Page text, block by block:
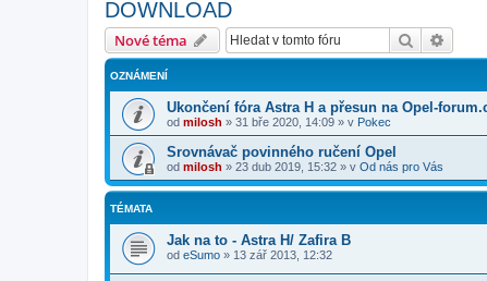
DOWNLOAD
Nové téma Hledat
OZNÁMENÍ
Ukončení fóra Astra H a přesun na Opel-
od milosh » 31 bře 2020, 14:09 » v Pokec
Srovnávač povinného ručení Opel
od milosh » 23 dub 2019, 15:32 » v Od nás pro Vás
TÉMATA
Jak na to - Astra H/ Zafira B
od eSumo » 13 zář 2013, 12:32